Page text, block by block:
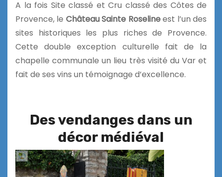
A la fois Site classé et Cru classé des Côtes de
Provence, le Château Sainte Roselineest l’un des
sites historiques les plus riches de Provence.
Cette double exception culturelle fait de la
chapelle communale un lieu très visité du Var et
fait de ses vins un témoignage d’excellence.
Des vendanges dans un
décor médiéval